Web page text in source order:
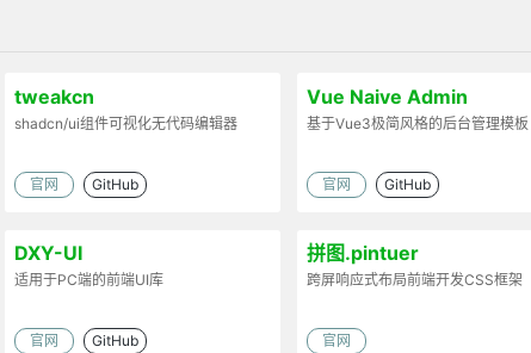
tweakcn
shadcn/ui组件可视化无代码编辑器
官网 GitHub
Vue Naive Admin
基于Vue3极简风格的后台管理模板
官网 GitHub
DXY-UI
适用于PC端的前端UI库
官网 GitHub
拼图.pintuer
跨屏响应式布局前端开发CSS框架
官网